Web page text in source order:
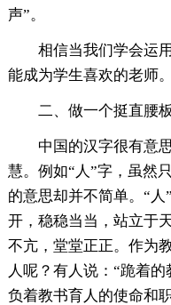
声”。
相信当我们学会运
能成为学生喜欢的老师。
二、做一个挺直腰
中国的汉字很有意
慧。例如“人”字，虽然
的意思却并不简单。“
开，稳稳当当，站立于
不亢，堂堂正正。作为
人呢？有人说：“跪着
负着教书育人的使命和